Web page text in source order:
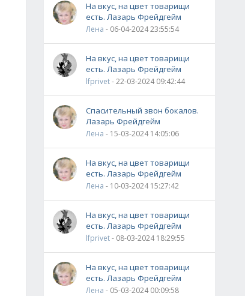
На вкус, на цвет товарищи
есть. Лазарь Фрейдгейм
Лена - 06-04-2024 23:55:54
На вкус, на цвет товарищи
есть. Лазарь Фрейдгейм
lfprivet- 22-03-2024 09:42:44
Спасительный звон бокалов.
Лазарь Фрейдгейм
Лена - 15-03-2024 14:05:06
На вкус, на цвет товарищи
есть. Лазарь Фрейдгейм
Лена - 10-03-2024 15:27:42
На вкус, на цвет товарищи
есть. Лазарь Фрейдгейм
lfprivet- 08-03-2024 18:29:55
На вкус, на цвет товарищи
есть. Лазарь Фрейдгейм
Лена - 05-03-2024 00:09:58